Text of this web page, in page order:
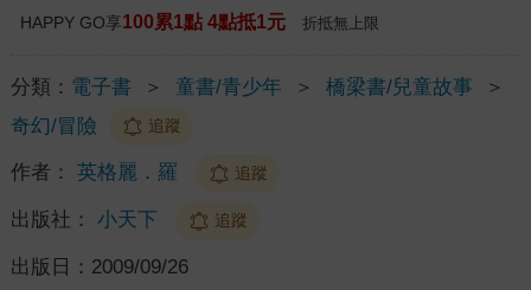
HAPPY GO享100累1點 4點抵1元 折抵無上限
分類： 電子書 ＞ 童書/青少年 ＞ 橋梁書/兒童故事
＞
奇幻/冒險
追蹤
作者： 英格麗．羅 追蹤
出版社： 小天下 追蹤
出版日： 2009/09/26